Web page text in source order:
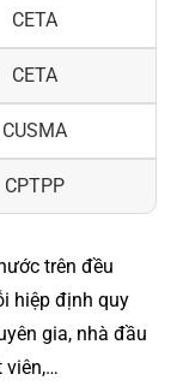
CETA
CETA
CUSMA
CPTPP
trên đều
hiệp định quy
gia, nhà đầu
viên,…